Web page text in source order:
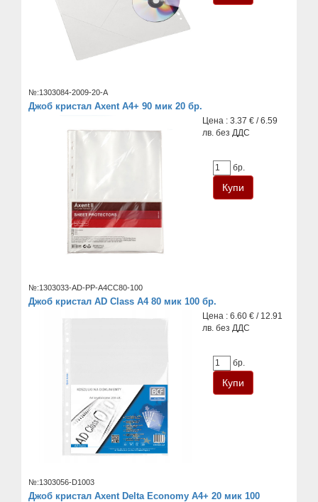
№:1303084-2009-20-A
Джоб кристал Axent А4+ 90 мик 20 бр.
Цена : 3.37 € / 6.59
лв. без ДДС
бр.
№:1303033-AD-PP-A4CC80-100
Джоб кристал AD Class А4 80 мик 100 бр.
Цена : 6.60 € / 12.91
лв. без ДДС
бр.
№:1303056-D1003
Джоб кристал Axent Delta Economy А4+ 20 мик 100